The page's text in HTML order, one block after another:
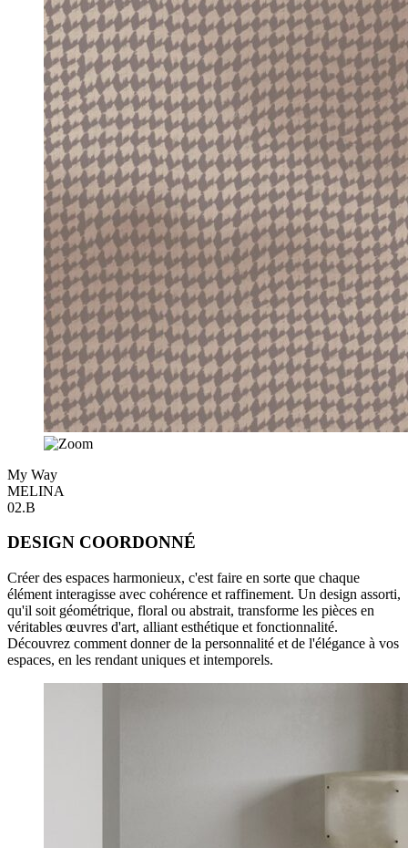
My Way
MELINA
02.B
DESIGN COORDONNÉ
Créer des espaces harmonieux, c'est faire en sorte que chaque
élément interagisse avec cohérence et raffinement. Un design assorti,
qu'il soit géométrique, floral ou abstrait, transforme les pièces en
véritables œuvres d'art, alliant esthétique et fonctionnalité.
Découvrez comment donner de la personnalité et de l'élégance à vos
espaces, en les rendant uniques et intemporels.